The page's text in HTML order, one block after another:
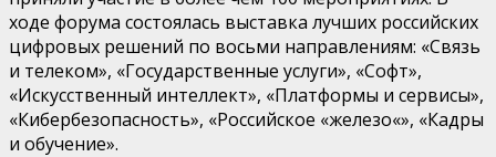
ходе форума состоялась выставка лучших российских
цифровых решений по восьми направлениям: «Связь
и телеком», «Государственные услуги», «Софт»,
«Искусственный интеллект», «Платформы и сервисы»,
«Кибербезопасность», «Российское «железо«», «Кадры
и обучение».